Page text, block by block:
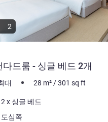
다드룸 - 싱글 베드 2개
2
대 28 m² /301 sq ft
2 x 싱글 베드
도심쪽